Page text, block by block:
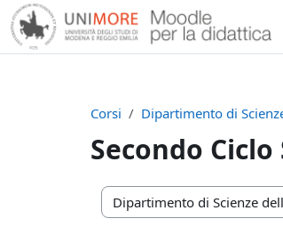
Vai al contenuto principale
Corsi Dipartimento di
Secondo
Categorie di corso